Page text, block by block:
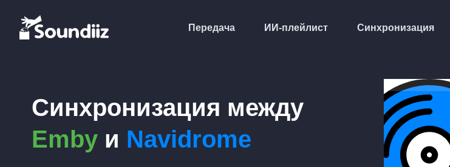
Передача ИИ-плейлист Синхронизация
Синхронизация между
Emby и Navidrome